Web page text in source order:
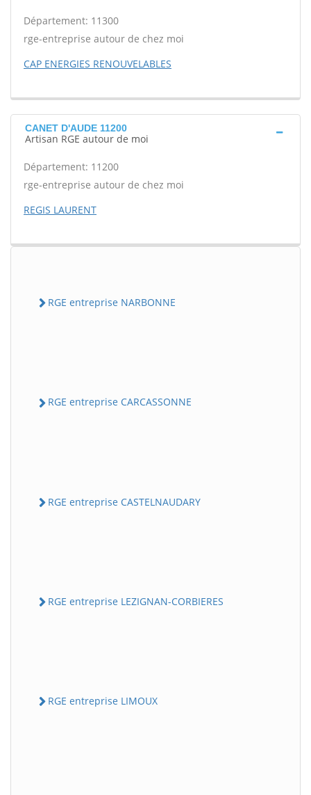
Département: 11300
rge-entreprise autour de chez moi
CAP ENERGIES RENOUVELABLES
CANET D'AUDE 11200
Artisan RGE autour de moi
Département: 11200
rge-entreprise autour de chez moi
REGIS LAURENT
RGE entreprise NARBONNE
RGE entreprise CARCASSONNE
RGE entreprise CASTELNAUDARY
RGE entreprise LEZIGNAN-CORBIERES
RGE entreprise LIMOUX